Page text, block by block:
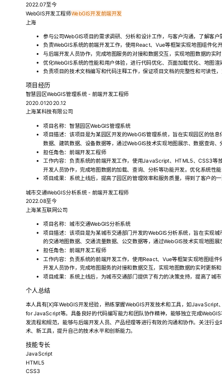
2022.07至今
WebGIS开发工程师WebGIS开发前端开发
上海
参与公司WebGIS项目的需求调研、分析和设计工作，与客户沟通，了解客
负责WebGIS系统的前端开发工作，使用React、Vue等框架实现地图组件化
与后端开发人员协作，完成地图服务的对接和数据交互，实现地图数据的实
优化WebGIS系统的性能和用户体验，进行代码优化、页面加载优化、地图
负责项目的技术文档编写和代码注释工作，保证项目文档的完整性和可读性
项目经历
智慧园区WebGIS管理系统 - 前端开发工程师
2020.012020.12
上海某科技有限公司
项目名称：智慧园区WebGIS管理系统
项目描述：该项目是为某园区开发的WebGIS管理系统，旨在实现园区的信
数据、建筑数据、设备数据等，通过WebGIS技术实现地图展示、数据查询
担任角色：前端开发工程师
工作内容：负责系统的前端开发工作，使用JavaScript、HTML5、CSS3等
开发人员协作，完成地图数据的加载、查询、分析等功能开发。优化系统性
项目成果：系统上线后，提高了园区的管理效率和服务质量，得到了客户的
城市交通WebGIS分析系统 - 前端开发工程师
2022.08至今
上海某互联网公司
项目名称：城市交通WebGIS分析系统
项目描述：该项目是为某城市交通部门开发的WebGIS分析系统，旨在实现
的交通地图数据、交通流量数据、公交数据等，通过WebGIS技术实现地图
担任角色：前端开发工程师
工作内容：负责系统的前端开发工作，使用React、Vue等框架实现地图组
开发人员协作，完成地图服务的对接和数据交互，实现地图数据的实时更新
项目成果：系统上线后，为城市交通部门提供了有力的决策支持，提高了城
个人总结
本人具有[X]年WebGIS开发经验，熟练掌握WebGIS开发技术和工具，如
for JavaScript等。具备良好的代码编写能力和团队协作精神，能够独立完成
发流程和规范，能够与后端开发人员、产品经理等进行有效的沟通和协作。关注行
术、新工具，提升自己的技术水平和创新能力。
技能专长
JavaScript
HTML5
CSS3